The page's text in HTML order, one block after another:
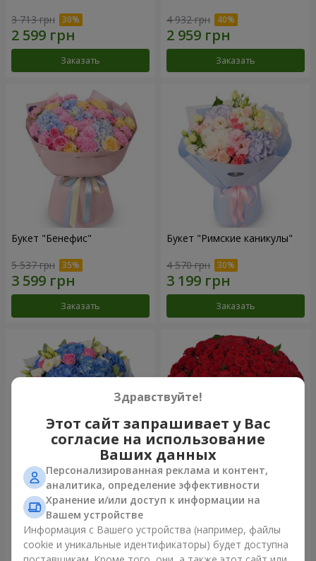
3 713 грн
Заказать
4 932 грн
Заказать
Букет "Бенефис"
5 537 грн
Заказать
Букет "Римские каникулы"
4 570 грн
Заказать
Букет "Небесная акварель"
7 432 грн
Заказать
101 красная роза
Заказать
Здравствуйте!
Этот сайт запрашивает у Вас
согласие на использование
Ваших данных
Персонализированная реклама и контент,
аналитика, определение эффективности
Хранение и/или доступ к информации на
Вашем устройстве
Информация с Вашего устройства (например, файлы
cookie и уникальные идентификаторы) будет доступна